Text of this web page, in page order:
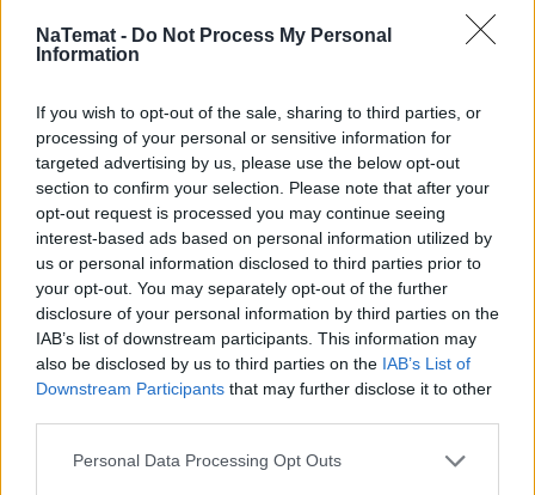
NaTemat - Do Not Process My Personal
Information
If you wish to opt-out of the sale, sharing to third parties, or
processing of your personal or sensitive information for
targeted advertising by us, please use the below opt-out
section to confirm your selection. Please note that after your
opt-out request is processed you may continue seeing
interest-based ads based on personal information utilized by
us or personal information disclosed to third parties prior to
your opt-out. You may separately opt-out of the further
disclosure of your personal information by third parties on the
IAB’s list of downstream participants. This information may
also be disclosed by us to third parties on the IAB’s List of
Downstream Participants that may further disclose it to other
Personal Data Processing Opt Outs
abcZdrowie.pl.
obserwuj nas w Google News!
Czytaj więcej